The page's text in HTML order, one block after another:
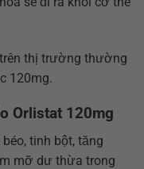
thị trường thường
120mg.
Orlistat 120mg
tinh bột, tăng
mỡ dư thừa trong